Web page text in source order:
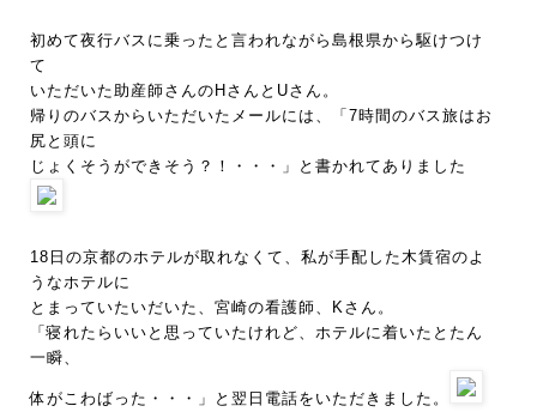
初めて夜行バスに乗ったと言われながら島根県から駆けつけ
て
いただいた助産師さんのHさんとUさん。
帰りのバスからいただいたメールには、「7時間のバス旅はお
尻と頭に
じょくそうができそう？！・・・」と書かれてありました
18日の京都のホテルが取れなくて、私が手配した木賃宿のよ
うなホテルに
とまっていたいだいた、宮崎の看護師、Kさん。
「寝れたらいいと思っていたけれど、ホテルに着いたとたん
一瞬、
体がこわばった・・・」と翌日電話をいただきました。